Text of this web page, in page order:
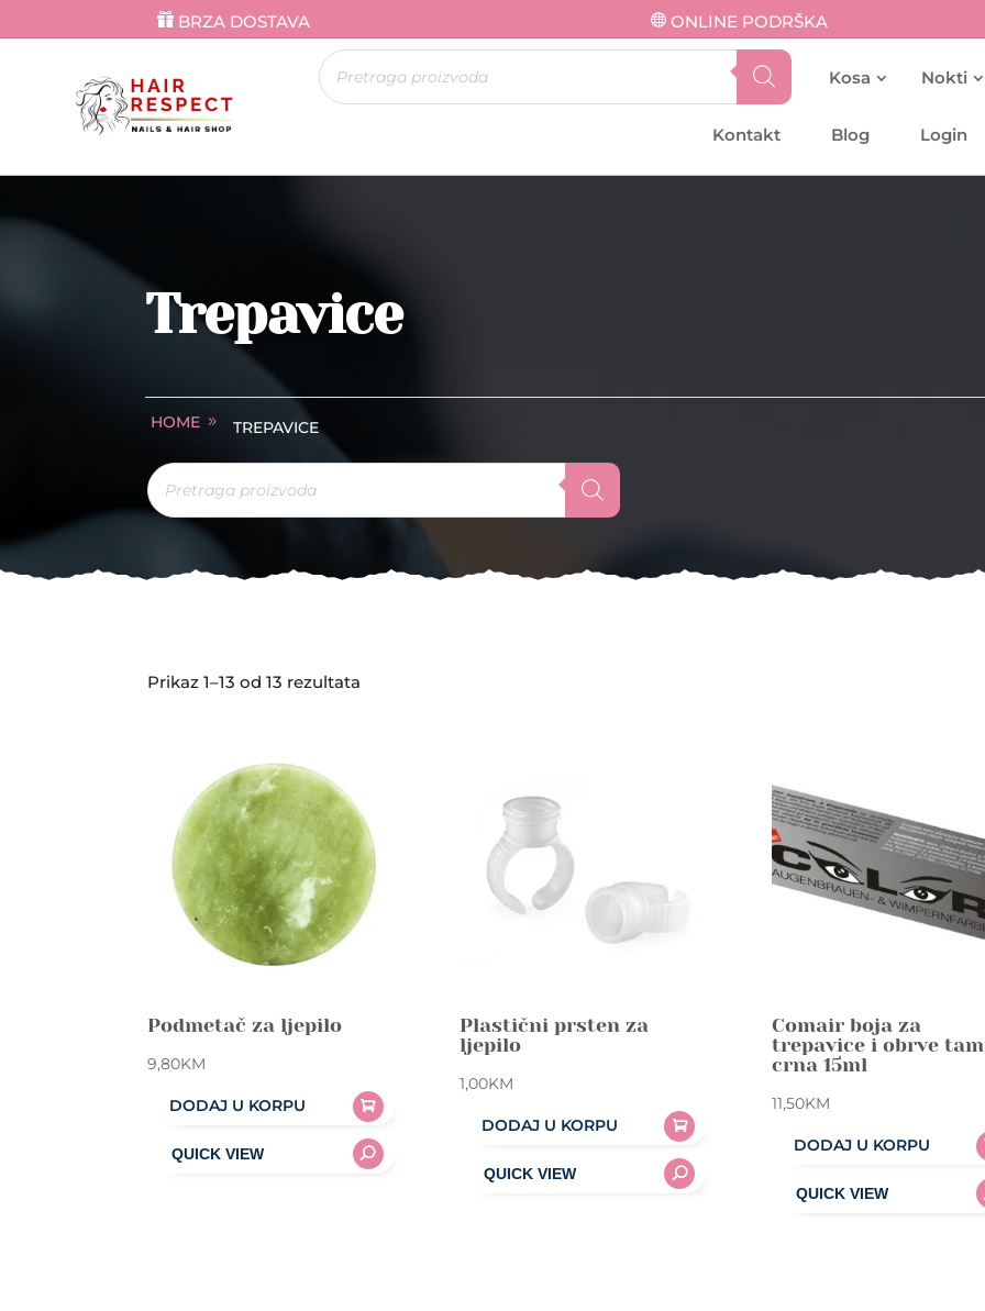
BRZA DOSTAVA ONLINE PODRŠKA
Products
search Kosa Nokti
Kontakt Blog Login
Trepavice
HOME TREPAVICE
Products
search
Prikaz 1–13 od 13 rezultata
Podmetač za ljepilo
9,80KM
DODAJ U KORPU
Plastični prsten za
ljepilo
1,00KM
DODAJ U KORPU
Comair boja za
trepavice i obrve
crna 15ml
11,50KM
DODAJ U KORPU